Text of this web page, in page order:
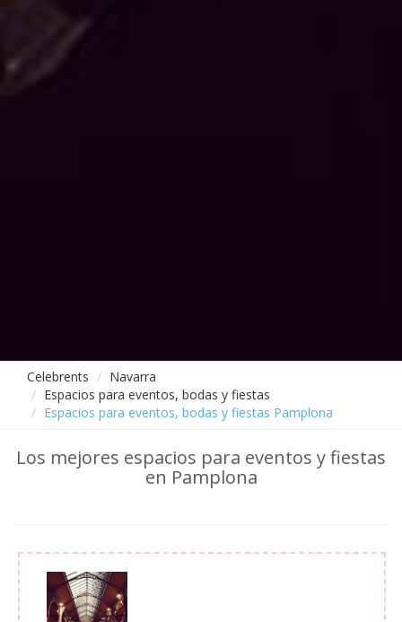
Celebrents
Navarra
Espacios para eventos, bodas y fiestas
Espacios para eventos, bodas y fiestas Pamplona
Los mejores espacios para eventos y fiestas
en Pamplona